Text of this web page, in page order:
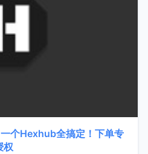
个Hexhub全搞定！下单专
权